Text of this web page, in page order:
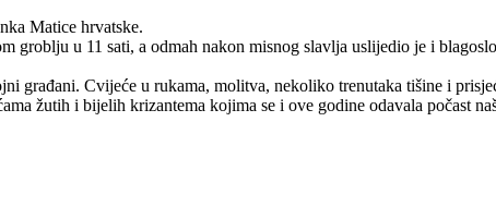
Matice hrvatske.
groblju u 11 sati, a odmah nakon misnog slavlja uslijedio je i
građani. Cvijeće u rukama, molitva, nekoliko trenutaka tišine i
žutih i bijelih krizantema kojima se i ove godine odavala počast